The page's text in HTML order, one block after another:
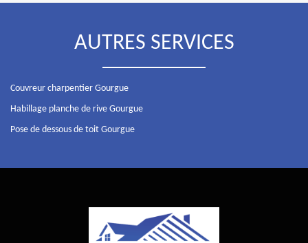
AUTRES SERVICES
Couvreur charpentier Gourgue
Habillage planche de rive Gourgue
Pose de dessous de toit Gourgue